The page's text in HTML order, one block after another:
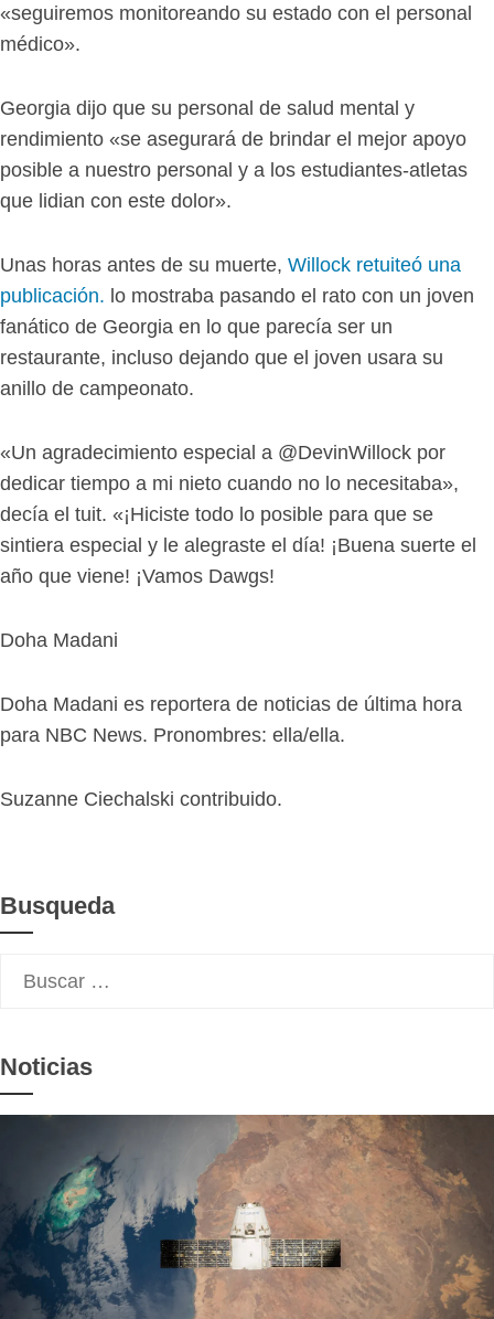
«seguiremos monitoreando su estado con el personal
médico».
Georgia dijo que su personal de salud mental y
rendimiento «se asegurará de brindar el mejor apoyo
posible a nuestro personal y a los estudiantes-atletas
que lidian con este dolor».
Unas horas antes de su muerte, Willock retuiteó una
publicación. lo mostraba pasando el rato con un joven
fanático de Georgia en lo que parecía ser un
restaurante, incluso dejando que el joven usara su
anillo de campeonato.
«Un agradecimiento especial a @DevinWillock por
dedicar tiempo a mi nieto cuando no lo necesitaba»,
decía el tuit. «¡Hiciste todo lo posible para que se
sintiera especial y le alegraste el día! ¡Buena suerte el
año que viene! ¡Vamos Dawgs!
Doha Madani
Doha Madani es reportera de noticias de última hora
para NBC News. Pronombres: ella/ella.
Suzanne Ciechalski contribuido.
Busqueda
Noticias